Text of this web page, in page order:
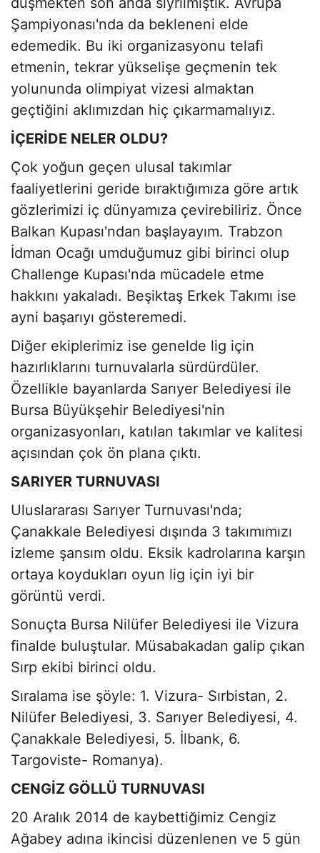
Şampiyonası'nda da bekleneni elde
edemedik. Bu iki organizasyonu telafi
etmenin, tekrar yükselişe geçmenin tek
yolununda olimpiyat vizesi almaktan
geçtiğini aklımızdan hiç çıkarmamalıyız.
İÇERİDE NELER OLDU?
Çok yoğun geçen ulusal takımlar
faaliyetlerini geride bıraktığımıza göre artık
gözlerimizi iç dünyamıza çevirebiliriz. Önce
Balkan Kupası'ndan başlayayım. Trabzon
İdman Ocağı umduğumuz gibi birinci olup
Challenge Kupası'nda mücadele etme
hakkını yakaladı. Beşiktaş Erkek Takımı ise
ayni başarıyı gösteremedi.
Diğer ekiplerimiz ise genelde lig için
hazırlıklarını turnuvalarla sürdürdüler.
Özellikle bayanlarda Sarıyer Belediyesi ile
Bursa Büyükşehir Belediyesi'nin
organizasyonları, katılan takımlar ve kalitesi
açısından çok ön plana çıktı.
SARIYER TURNUVASI
Uluslararası Sarıyer Turnuvası'nda;
Çanakkale Belediyesi dışında 3 takımımızı
izleme şansım oldu. Eksik kadrolarına karşın
ortaya koydukları oyun lig için iyi bir
görüntü verdi.
Sonuçta Bursa Nilüfer Belediyesi ile Vizura
finalde buluştular. Müsabakadan galip çıkan
Sırp ekibi birinci oldu.
Sıralama ise şöyle: 1. Vizura- Sırbistan, 2.
Nilüfer Belediyesi, 3. Sarıyer Belediyesi, 4.
Çanakkale Belediyesi, 5. İlbank, 6.
Targoviste- Romanya).
CENGİZ GÖLLÜ TURNUVASI
20 Aralık 2014 de kaybettiğimiz Cengiz
Ağabey adına ikincisi düzenlenen ve 5 gün